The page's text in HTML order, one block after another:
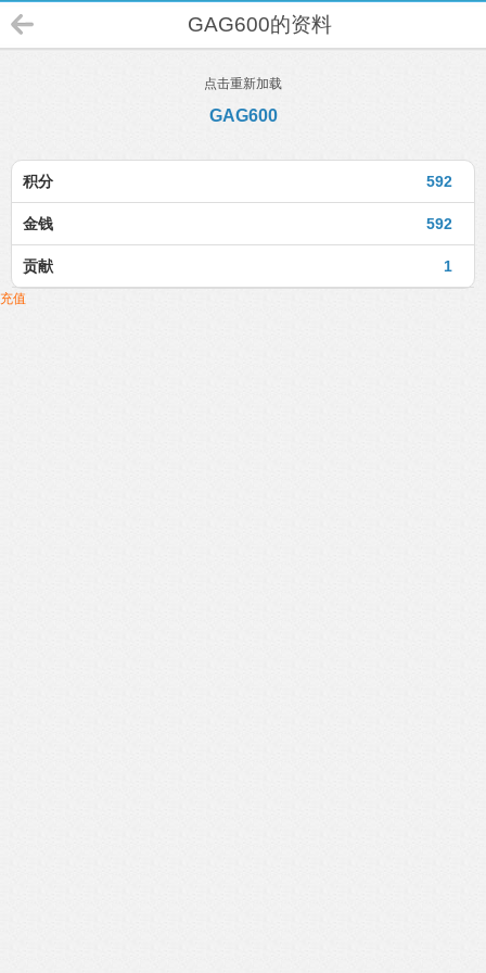
GAG600的资料
点击重新加载
GAG600
592
积分
592
金钱
1
贡献
充值